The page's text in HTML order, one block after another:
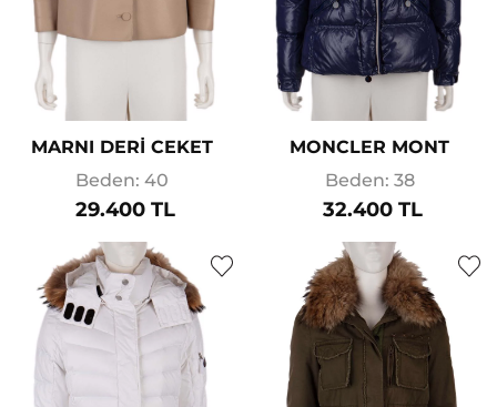
MARNI DERİ CEKET
Beden: 40
29.400 TL
MONCLER MONT
Beden: 38
32.400 TL